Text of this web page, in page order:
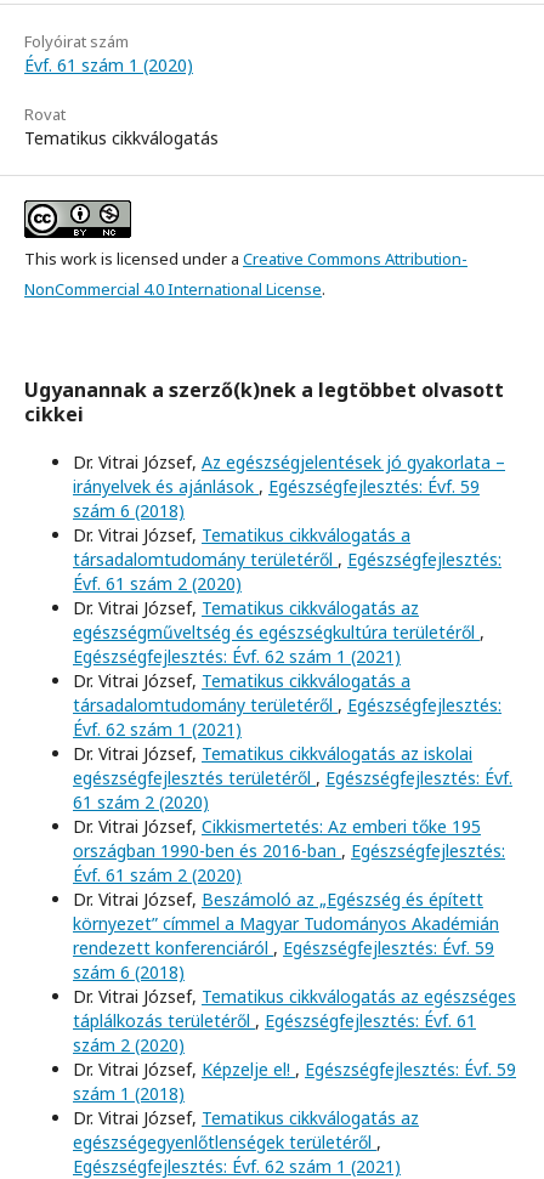
Folyóirat szám
Évf. 61 szám 1 (2020)
Rovat
Tematikus cikkválogatás
This work is licensed under a Creative Commons Attribution-
NonCommercial 4.0 International License.
Ugyanannak a szerző(k)nek a legtöbbet olvasott
cikkei
Dr. Vitrai József, Az egészségjelentések jó gyakorlata –
irányelvek és ajánlások , Egészségfejlesztés: Évf. 59
szám 6 (2018)
Dr. Vitrai József, Tematikus cikkválogatás a
társadalomtudomány területéről , Egészségfejlesztés:
Évf. 61 szám 2 (2020)
Dr. Vitrai József, Tematikus cikkválogatás az
egészségműveltség és egészségkultúra területéről ,
Egészségfejlesztés: Évf. 62 szám 1 (2021)
Dr. Vitrai József, Tematikus cikkválogatás a
társadalomtudomány területéről , Egészségfejlesztés:
Évf. 62 szám 1 (2021)
Dr. Vitrai József, Tematikus cikkválogatás az iskolai
egészségfejlesztés területéről , Egészségfejlesztés: Évf.
61 szám 2 (2020)
Dr. Vitrai József, Cikkismertetés: Az emberi tőke 195
országban 1990-ben és 2016-ban , Egészségfejlesztés:
Évf. 61 szám 2 (2020)
Dr. Vitrai József, Beszámoló az „Egészség és épített
környezet” címmel a Magyar Tudományos Akadémián
rendezett konferenciáról , Egészségfejlesztés: Évf. 59
szám 6 (2018)
Dr. Vitrai József, Tematikus cikkválogatás az egészséges
táplálkozás területéről , Egészségfejlesztés: Évf. 61
szám 2 (2020)
Dr. Vitrai József, Képzelje el! , Egészségfejlesztés: Évf. 59
szám 1 (2018)
Dr. Vitrai József, Tematikus cikkválogatás az
egészségegyenlőtlenségek területéről ,
Egészségfejlesztés: Évf. 62 szám 1 (2021)